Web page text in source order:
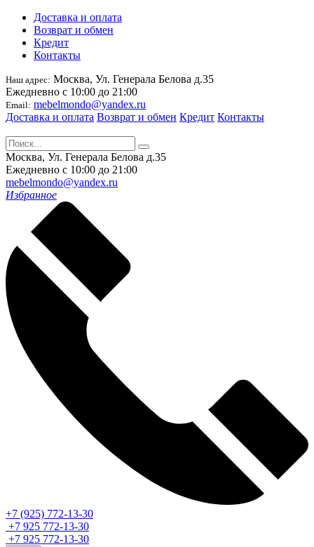
Доставка и оплата
Возврат и обмен
Кредит
Контакты
Наш адрес: Москва, Ул. Генерала Белова д.35
Ежедневно с 10:00 до 21:00
Email: mebelmondo@yandex.ru
Доставка и оплата Возврат и обмен Кредит Контакты
Москва, Ул. Генерала Белова д.35
Ежедневно с 10:00 до 21:00
mebelmondo@yandex.ru
Избранное
+7 (925) 772-13-30
+7 925 772-13-30
+7 925 772-13-30